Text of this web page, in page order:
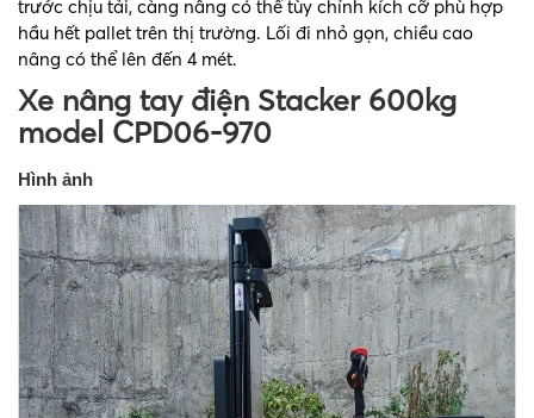
trước chịu tải, càng nâng có thể tùy chỉnh kích cỡ phù hợp
hầu hết pallet trên thị trường. Lối đi nhỏ gọn, chiều cao
nâng có thể lên đến 4 mét.
Xe nâng tay điện Stacker 600kg
model CPD06-970
Hình ảnh